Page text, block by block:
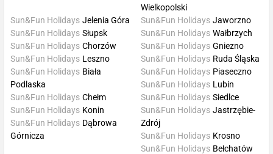
Wielkopolski
Sun&Fun Holidays Jelenia Góra
Sun&Fun Holidays Słupsk
Sun&Fun Holidays Chorzów
Sun&Fun Holidays Leszno
Sun&Fun Holidays Jaworzno
Sun&Fun Holidays Wałbrzych
Sun&Fun Holidays Gniezno
Sun&Fun Holidays Ruda Śląska
Sun&Fun Holidays Biała
Podlaska
Sun&Fun Holidays Chełm
Sun&Fun Holidays Konin
Sun&Fun Holidays Dąbrowa
Górnicza
Sun&Fun Holidays Piaseczno
Sun&Fun Holidays Lubin
Sun&Fun Holidays Siedlce
Sun&Fun Holidays Jastrzębie-
Zdrój
Sun&Fun Holidays Krosno
Sun&Fun Holidays Bełchatów